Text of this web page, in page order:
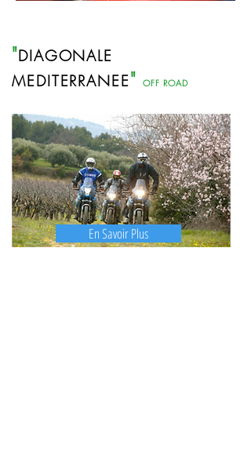
"DIAGONALE
MEDITERRANEE" OFF ROAD
En Savoir Plus